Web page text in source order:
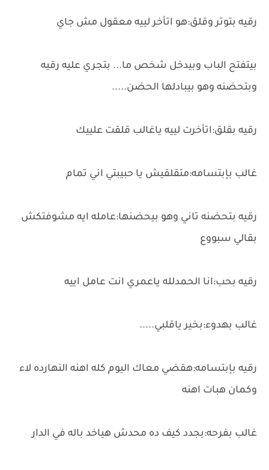
رقيه بتوتر وقلق:هو اتأخر لييه معقول مش جاي
بيتفتح الباب وبيدخل شخص ما... بتجري عليه رقيه
وبتحضنه وهو بيبادلها الحضن.....
رقيه بقلق:اتأخرت لييه ياغالب قلقت علييك
غالب بإبتسامه:متقلقيش يا حبيبتي اني تمام
رقيه بتحضنه تاني وهو بيحضنها:عامله ايه مشوفتكش
بقالي سبووع
رقيه بحب:انا الحمدلله ياعمري انت عامل اييه
غالب بهدوء:بخير ياقلبي.....
رقيه بإبتسامه:هقضي معاك اليوم كله اهنه النهارده لاء
وكمان هبات اهنه
غالب بفرحه:بجدد كيف ده محدش هياخد باله في الدار